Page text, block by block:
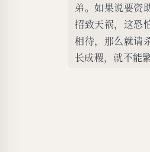
弟。如果说要资
招致天祸，这恐
相待，那么就请
长成稷，就不能